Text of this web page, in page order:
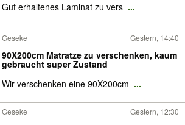
Gut erhaltenes Laminat zu vers ...
Geseke Gestern, 14:40
90X200cm Matratze zu verschenken, kaum
gebraucht super Zustand
Wir verschenken eine 90X200cm ...
Geseke Gestern, 12:30